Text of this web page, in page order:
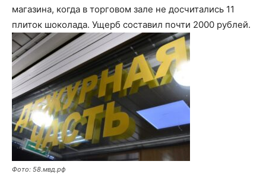
магазина, когда в торговом зале не досчитались 11
плиток шоколада. Ущерб составил почти 2000 рублей.
Фото: 58.мвд.рф